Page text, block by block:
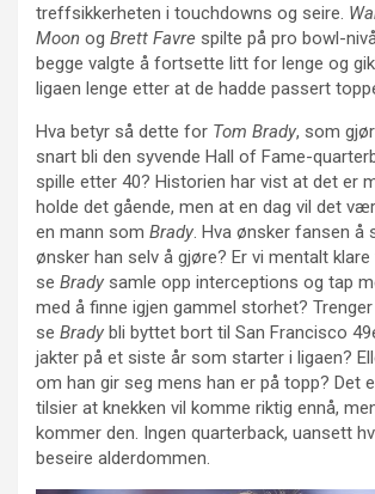
treffsikkerheten i touchdowns og seire.
Moon og Brett Favre spilte på pro bowl-
begge valgte å fortsette litt for lenge og
ligaen lenge etter at de hadde passert
Hva betyr så dette for Tom Brady, som
snart bli den syvende Hall of Fame-
spille etter 40? Historien har vist at det er
holde det gående, men at en dag vil det
en mann som Brady. Hva ønsker fansen å
ønsker han selv å gjøre? Er vi mentalt
se Brady samle opp interceptions og tap
med å finne igjen gammel storhet?
se Brady bli byttet bort til San Francisco
jakter på et siste år som starter i ligaen?
om han gir seg mens han er på topp? Det
tilsier at knekken vil komme riktig ennå,
kommer den. Ingen quarterback, uansett
beseire alderdommen.